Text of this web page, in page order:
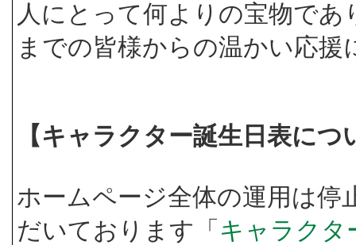
人にとって何よりの宝物で
までの皆様からの温かい応
【キャラクター誕生日表に
ホームページ全体の運用は停
だいております「 キャラクタ